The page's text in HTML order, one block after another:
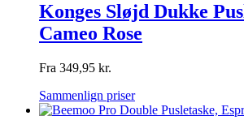
Konges Sløjd Dukke
Cameo Rose
Fra 349,95 kr.
Sammenlign priser